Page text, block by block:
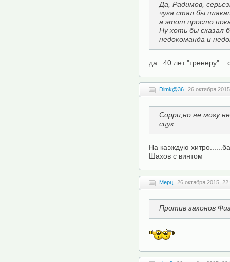
Да, Радимов,
чуга стал бы
а этот просто
Ну хоть бы сказал
недокоманда и
да...40 лет "тренеру"...
Dimk@36 26 октября
Сорри,но не могу
сцук:
На каэждую
Шахов с винтом
Мерц 26 октября 2015,
Против законов